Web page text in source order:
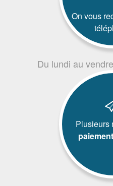
On vous
Du lundi au
Plusieurs